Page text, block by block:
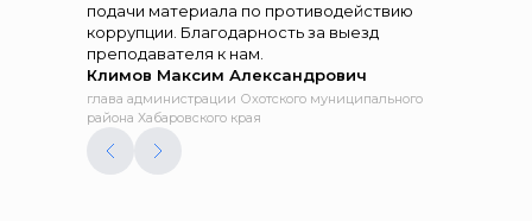
подачи материала по противодействию
коррупции. Благодарность за выезд
преподавателя к нам.
Климов Максим Александрович
глава администрации Охотского муниципального
района Хабаровского края